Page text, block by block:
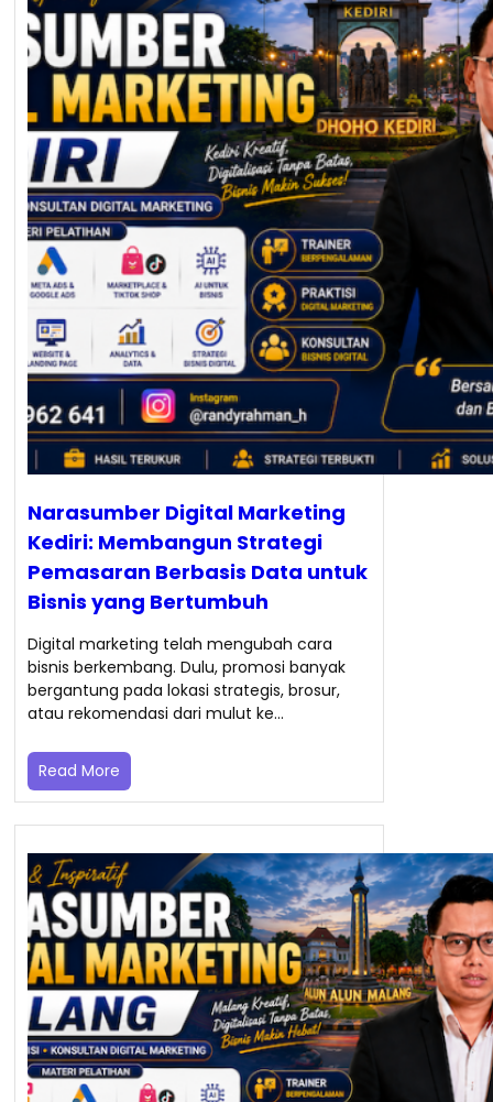
Narasumber Digital Marketing
Kediri: Membangun Strategi
Pemasaran Berbasis Data untuk
Bisnis yang Bertumbuh
Digital marketing telah mengubah cara
bisnis berkembang. Dulu, promosi banyak
bergantung pada lokasi strategis, brosur,
atau rekomendasi dari mulut ke…
Read More